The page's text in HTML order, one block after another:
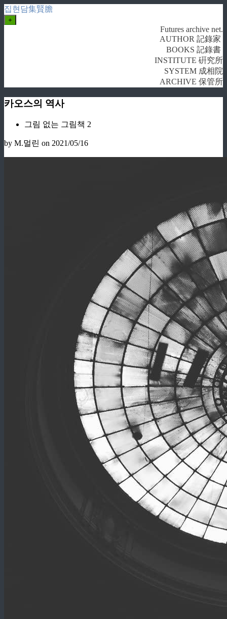
집현담集賢膽
+
Futures archive net.
AUTHOR 記錄家
BOOKS 記錄書
INSTITUTE 硏究所
SYSTEM 成相院
ARCHIVE 保管所
카오스의 역사
그림 없는 그림책 2
by M.멀린 on 2021/05/16